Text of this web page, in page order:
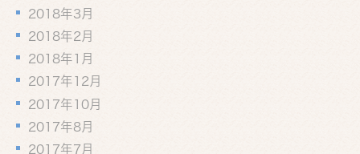
2018年3月
2018年2月
2018年1月
2017年12月
2017年10月
2017年8月
2017年7月